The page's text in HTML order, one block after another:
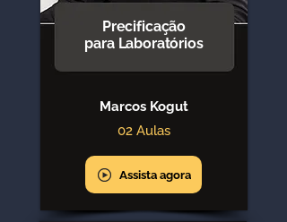
Precificação
para Laboratórios
Marcos Kogut
02 Aulas
Assista agora